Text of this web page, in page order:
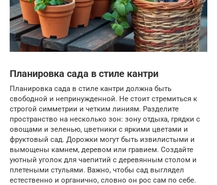
Планировка сада в стиле кантри
Планировка сада в стиле кантри должна быть
свободной и непринужденной. Не стоит стремиться к
строгой симметрии и четким линиям. Разделите
пространство на несколько зон: зону отдыха, грядки с
овощами и зеленью, цветники с яркими цветами и
фруктовый сад. Дорожки могут быть извилистыми и
вымощены камнем, деревом или гравием. Создайте
уютный уголок для чаепитий с деревянным столом и
плетеными стульями. Важно, чтобы сад выглядел
естественно и органично, словно он рос сам по себе.